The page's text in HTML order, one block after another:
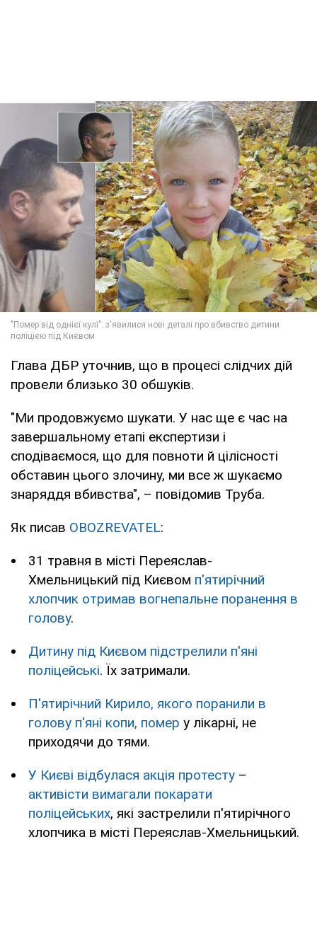
Глава ДБР уточнив, що в процесі слідчих дій
провели близько 30 обшуків.
"Ми продовжуємо шукати. У нас ще є час на
завершальному етапі експертизи і
сподіваємося, що для повноти й цілісності
обставин цього злочину, ми все ж шукаємо
знаряддя вбивства", – повідомив Труба.
Як писав OBOZREVATEL:
31 травня в місті Переяслав-
Хмельницький під Києвом п'ятирічний
хлопчик отримав вогнепальне поранення в
голову.
Дитину під Києвом підстрелили п'яні
поліцейські. Їх затримали.
П'ятирічний Кирило, якого поранили в
голову п'яні копи, помер у лікарні, не
приходячи до тями.
У Києві відбулася акція протесту –
активісти вимагали покарати
поліцейських, які застрелили п'ятирічного
хлопчика в місті Переяслав-Хмельницький.